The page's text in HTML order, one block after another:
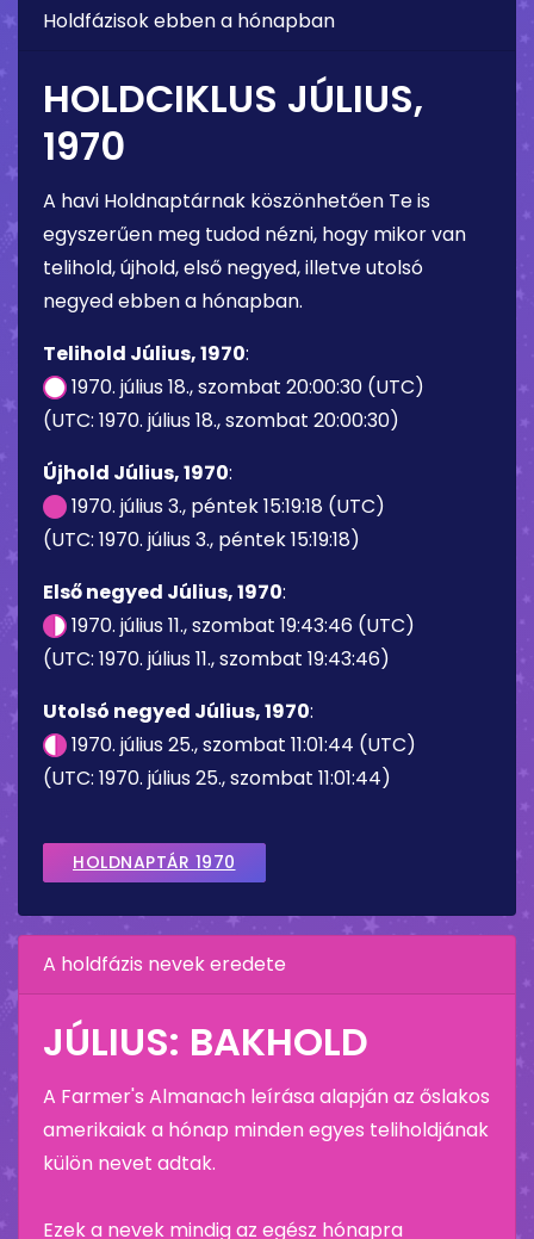
Holdfázisok ebben a hónapban
HOLDCIKLUS JÚLIUS,
1970
A havi Holdnaptárnak köszönhetően Te is
egyszerűen meg tudod nézni, hogy mikor van
telihold, újhold, első negyed, illetve utolsó
negyed ebben a hónapban.
Telihold Július, 1970:
1970. július 18., szombat 20:00:30 (UTC)
(UTC: 1970. július 18., szombat 20:00:30)
Újhold Július, 1970:
1970. július 3., péntek 15:19:18 (UTC)
(UTC: 1970. július 3., péntek 15:19:18)
Első negyed Július, 1970:
1970. július 11., szombat 19:43:46 (UTC)
(UTC: 1970. július 11., szombat 19:43:46)
Utolsó negyed Július, 1970:
1970. július 25., szombat 11:01:44 (UTC)
(UTC: 1970. július 25., szombat 11:01:44)
HOLDNAPTÁR 1970
A holdfázis nevek eredete
JÚLIUS: BAKHOLD
A Farmer's Almanach leírása alapján az őslakos
amerikaiak a hónap minden egyes teliholdjának
külön nevet adtak.
Ezek a nevek mindig az egész hónapra